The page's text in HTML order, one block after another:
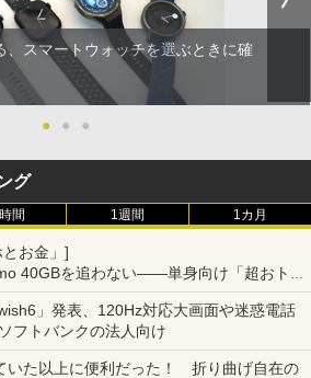
、スマートウォッチを選ぶときに確
● ● ●
グ
間 1週間 1カ月
お金」]
40GBを追わない――単身向け「超おトク
の注意点
」発表、120Hz対応大画面や迷惑電話
フトバンクの法人向け
いた以上に便利だった！ 折り曲げ自在の